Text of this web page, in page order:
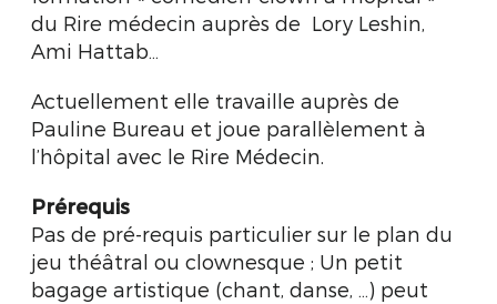
du Rire médecin auprès de Lory Leshin,
Ami Hattab…
Actuellement elle travaille auprès de
Pauline Bureau et joue parallèlement à
l’hôpital avec le Rire Médecin.
Prérequis
Pas de pré-requis particulier sur le plan du
jeu théâtral ou clownesque ; Un petit
bagage artistique (chant, danse, …) peut